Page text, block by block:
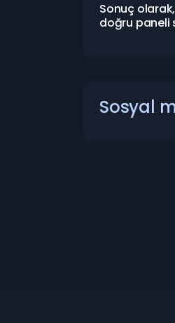
Sonuç
doğru paneli
Sosyal